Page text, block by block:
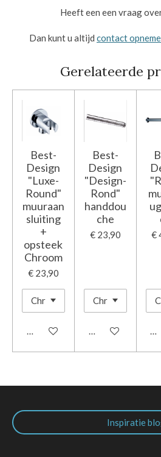
Heeft een een vraag
Dan kunt u altijd contact
Gerelateerde
Best-
Design
"Luxe-
Round"
muuraan
sluiting
+
opsteek
Chroom
€ 23,90
In winkelwagen
Best-
Design
"Design-
Rond"
handdou
che
€ 23,90
In winkelwagen
€
In
Inspiratie